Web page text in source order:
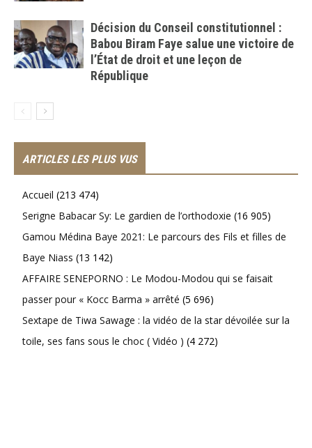
Décision du Conseil constitutionnel :
Babou Biram Faye salue une victoire de
l’État de droit et une leçon de
République
ARTICLES LES PLUS VUS
Accueil (213 474)
Serigne Babacar Sy: Le gardien de l’orthodoxie (16 905)
Gamou Médina Baye 2021: Le parcours des Fils et filles de
Baye Niass (13 142)
AFFAIRE SENEPORNO : Le Modou-Modou qui se faisait
passer pour « Kocc Barma » arrêté (5 696)
Sextape de Tiwa Sawage : la vidéo de la star dévoilée sur la
toile, ses fans sous le choc ( Vidéo ) (4 272)